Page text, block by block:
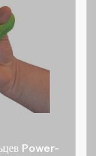
Power-